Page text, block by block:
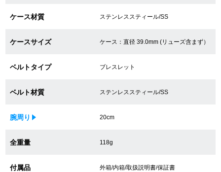
買取・下取りをご希望の方
買取・下取りはこちら
買取専門サロン
買取ご成約者様限定5万円クーポン
ケース材質 ステンレススティール/SS
ケースサイズ ケース：直径 39.0mm (リューズ含まず）
ベルトタイプ ブレスレット
ベルト材質 ステンレススティール/SS
腕周り 20cm
全重量 118g
付属品 外箱/内箱/取扱説明書/保証書